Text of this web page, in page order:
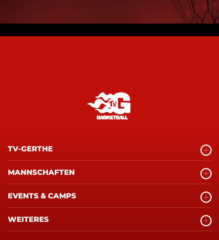
TV-GERTHE
MANNSCHAFTEN
EVENTS & CAMPS
WEITERES